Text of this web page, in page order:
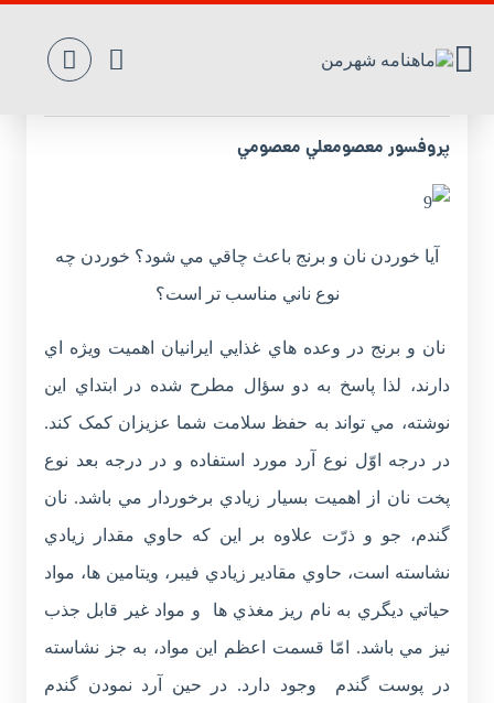
پروفسور معصومعلي معصومي
آيا خوردن نان و برنج باعث چاقي مي شود؟ خوردن چه
نوع ناني مناسب تر است؟
نان و برنج در وعده هاي غذايي ايرانيان اهميت ويژه اي
دارند، لذا پاسخ به دو سؤال مطرح شده در ابتداي اين
نوشته، مي تواند به حفظ سلامت شما عزيزان کمک کند.
در درجه اوّل نوع آرد مورد استفاده و در درجه بعد نوع
پخت نان از اهميت بسيار زيادي برخوردار مي باشد. نان
گندم، جو و ذرّت علاوه بر اين که حاوي مقدار زيادي
نشاسته است، حاوي مقادير زيادي فيبر، ويتامين ها، مواد
حياتي ديگري به نام ريز مغذي ها و مواد غير قابل جذب
نيز مي باشد. امّا قسمت اعظم اين مواد، به جز نشاسته
در پوست گندم وجود دارد. در حين آرد نمودن گندم